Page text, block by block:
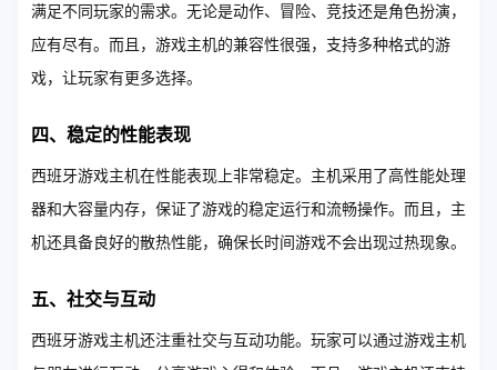
满足不同玩家的需求。无论是动作、冒险、竞技还是角色扮演，
应有尽有。而且，游戏主机的兼容性很强，支持多种格式的游
戏，让玩家有更多选择。
四、稳定的性能表现
西班牙游戏主机在性能表现上非常稳定。主机采用了高性能处理
器和大容量内存，保证了游戏的稳定运行和流畅操作。而且，主
机还具备良好的散热性能，确保长时间游戏不会出现过热现象。
五、社交与互动
西班牙游戏主机还注重社交与互动功能。玩家可以通过游戏主机